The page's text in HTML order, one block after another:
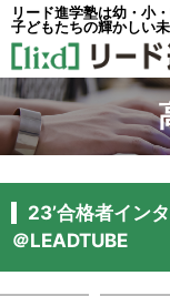
リード進学塾は幼・小
子どもたちの輝かしい
23’合格者イン
＠LEADTUBE